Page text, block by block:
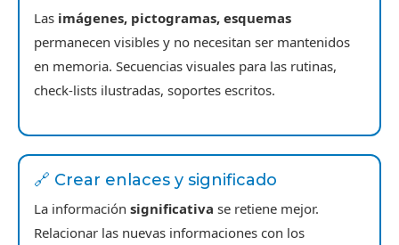
Las imágenes, pictogramas, esquemas
permanecen visibles y no necesitan ser mantenidos
en memoria. Secuencias visuales para las rutinas,
check-lists ilustradas, soportes escritos.
🔗 Crear enlaces y significado
La información significativa se retiene mejor.
Relacionar las nuevas informaciones con los